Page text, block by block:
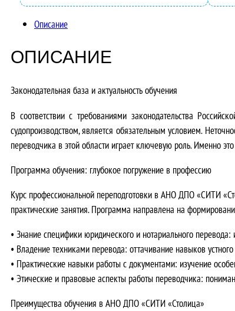
Описание
ОПИСАНИЕ
Законодательная база и актуальность обучения
В соответствии с требованиями законодательства
судопроизводством, является обязательным условием.
переводчика в этой области играет ключевую роль. Именно
Программа обучения: глубокое погружение в профессию
Курс профессиональной переподготовки в АНО ДПО «СИТИ
практические занятия. Программа направлена на
• Знание специфики юридического и нотариального перевода:
• Владение техниками перевода: оттачивание навыков
• Практические навыки работы с документами: изучение
• Этические и правовые аспекты работы переводчика:
Преимущества обучения в АНО ДПО «СИТИ «Столица»